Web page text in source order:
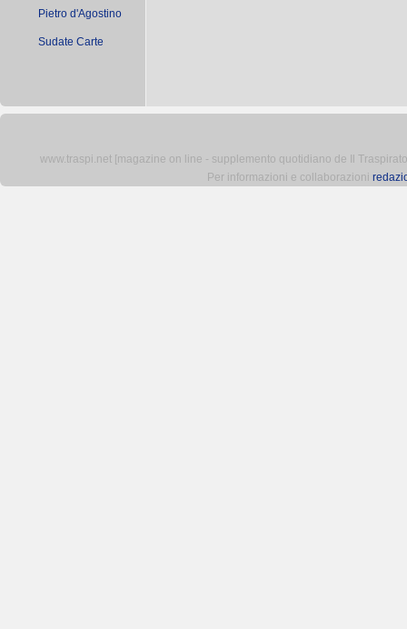
Pietro d'Agostino
Sudate Carte
www.traspi.net [magazine on line - supplemento quotidiano de Il
Per informazioni e collaborazioni